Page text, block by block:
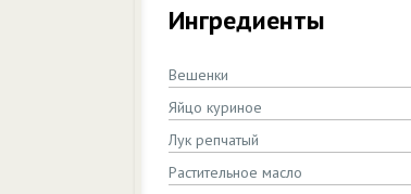
Ингредиенты
Вешенки
Яйцо куриное
Лук репчатый
Растительное масло